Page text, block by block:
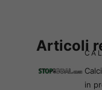
Articoli
in